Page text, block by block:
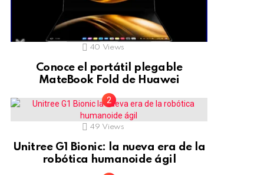
40 Views
Conoce el portátil plegable
MateBook Fold de Huawei
49 Views
Unitree G1 Bionic: la nueva era de la
robótica humanoide ágil